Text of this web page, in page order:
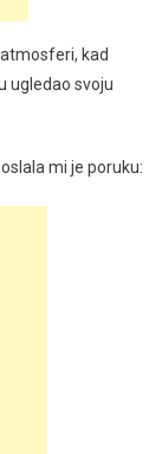
kad
ugledao svoju
mi je poruku: